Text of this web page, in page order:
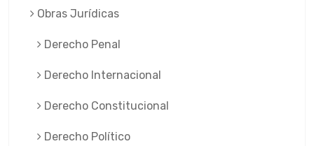
Obras Jurí­dicas
Derecho Penal
Derecho Internacional
Derecho Constitucional
Derecho Político